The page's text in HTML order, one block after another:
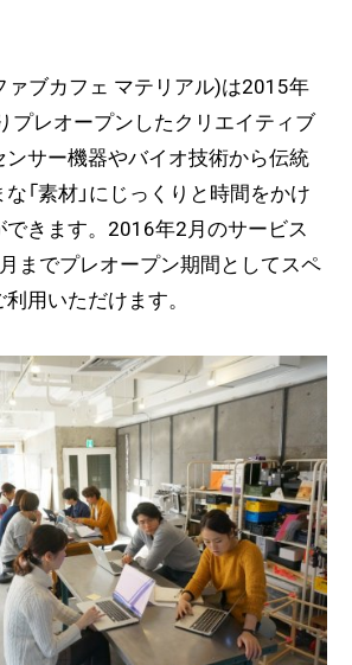
ブカフェ マテリアル)は2015年
プレオープンしたクリエイティブ
ンサー機器やバイオ技術から伝統
「素材」にじっくりと時間をかけ
できます。2016年2月のサービス
までプレオープン期間としてスペ
用いただけます。